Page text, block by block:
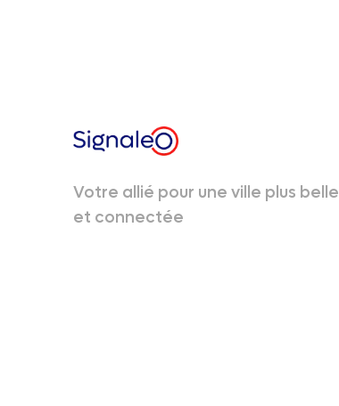
Votre allié pour une ville plus belle
et connectée